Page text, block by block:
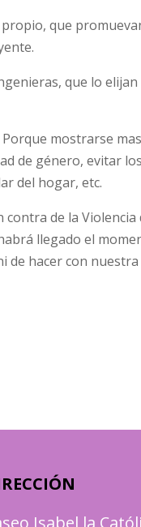
que
que lo elijan
mostrarse
de género, evitar los
del hogar, etc.
de la Violencia
llegado el
de hacer con nuestra